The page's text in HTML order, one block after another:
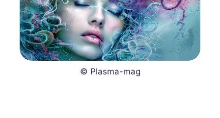
© Plasma-mag